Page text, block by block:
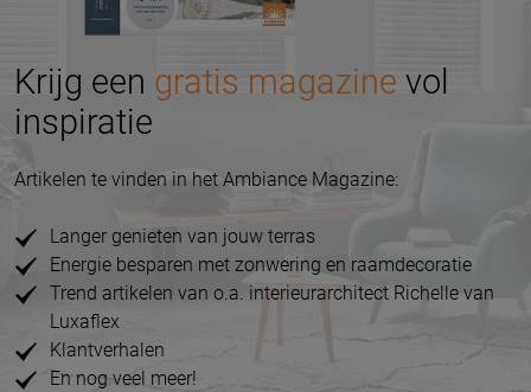
Krijg een gratis magazine vol
inspiratie
Artikelen te vinden in het Ambiance Magazine:
Langer genieten van jouw terras
Energie besparen met zonwering en raamdecoratie
Trend artikelen van o.a. interieurarchitect Richelle van
Luxaflex
Klantverhalen
En nog veel meer!